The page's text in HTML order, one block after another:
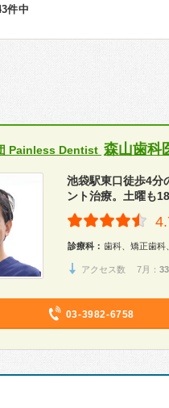
件中
Painless Dentist 森山歯科
池袋駅東口徒歩4分
ント治療。土曜も
診療科： 歯科、矯正歯科
アクセス数 7月：
03-3982-6758